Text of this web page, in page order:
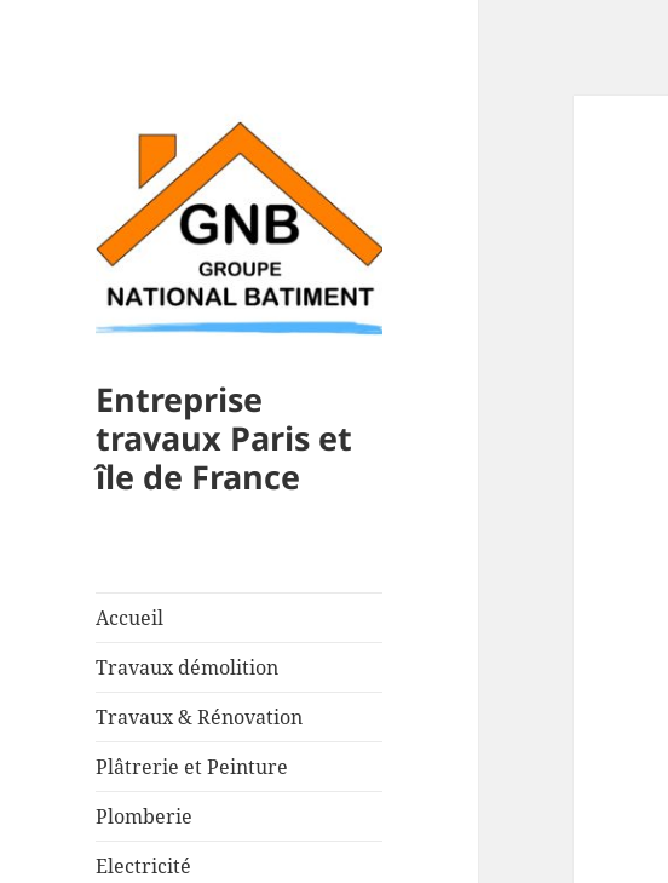
Entreprise
travaux Paris et
île de France
Accueil
Travaux démolition
Travaux & Rénovation
Plâtrerie et Peinture
Plomberie
Electricité